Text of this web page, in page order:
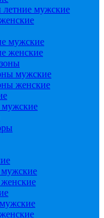
летние мужские
мужские
женские
мужские
женские